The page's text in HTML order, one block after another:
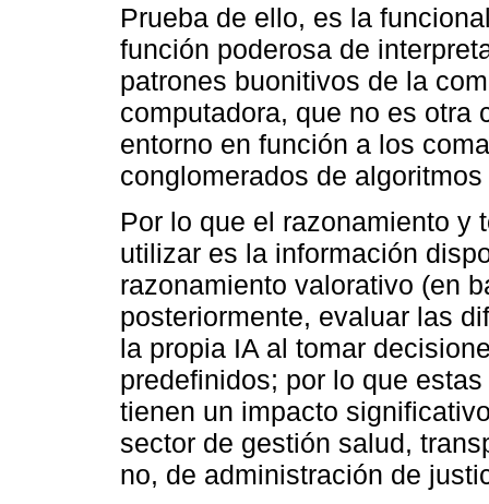
Prueba de ello, es la
función poderosa de
patrones buonitivos de la
computadora, que no es otra
entorno en función a los
conglomerados de
Por lo que el razonamiento y
utilizar es la información
razonamiento valorativo (en
posteriormente, evaluar las
la propia IA al tomar
predefinidos; por lo que
tienen un impacto
sector de gestión salud,
no, de administración de